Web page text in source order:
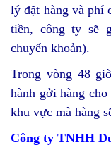
lý đặt hàng và phí
tiền, công ty sẽ
chuyển khoản).
Trong vòng 48
hành gởi hàng
khu vực mà hàng
Công ty TNHH